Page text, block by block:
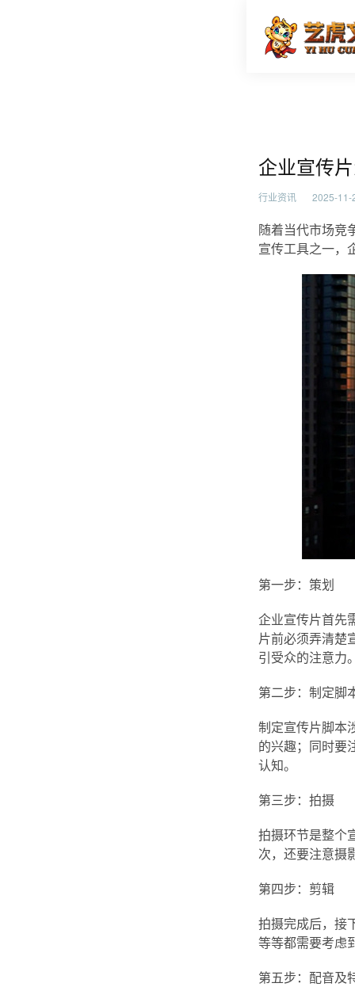
企业宣
企业宣传
行业资讯 2025-11-
随着当代市场竞
宣传工具之一，
第一步：策划
企业宣传片首先
片前必须弄清楚
引受众的注意力
第二步：制定脚
制定宣传片脚本
的兴趣；同时要
认知。
第三步：拍摄
拍摄环节是整个
次，还要注意摄
第四步：剪辑
拍摄完成后，接
等等都需要考虑
第五步：配音及